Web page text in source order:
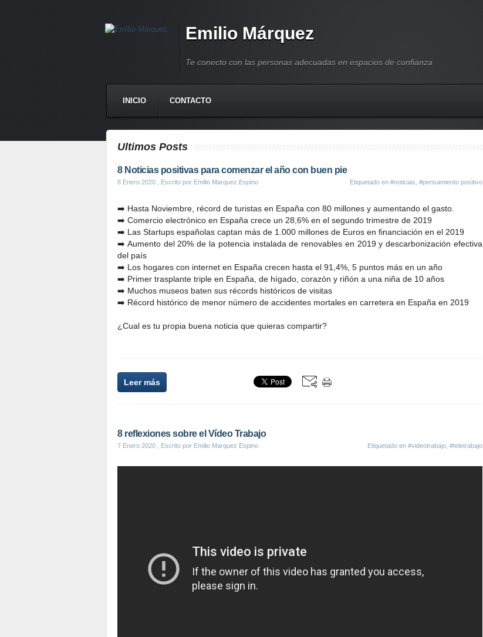
Emilio Márquez
Te conecto con las personas adecuadas en espacios de confianza
INICIO CONTACTO
Ultimos Posts
8 Noticias positivas para comenzar el año con buen pie
8 Enero 2020 , Escrito por Emilio Marquez Espino Etiquetado en #noticias #pensamiento positivo
➡️ Hasta Noviembre, récord de turistas en España con 80 millones y aumentando el gasto.
➡️ Comercio electrónico en España crece un 28,6% en el segundo trimestre de 2019
➡️ Las Startups españolas captan más de 1.000 millones de Euros en financiación en el 2019
➡️ Aumento del 20% de la potencia instalada de renovables en 2019 y descarbonización efectiva
del país
➡️ Los hogares con internet en España crecen hasta el 91,4%, 5 puntos más en un año
➡️ Primer trasplante triple en España, de hígado, corazón y riñón a una niña de 10 años
➡️ Muchos museos baten sus récords históricos de visitas
➡️ Récord histórico de menor número de accidentes mortales en carretera en España en 2019
¿Cual es tu propia buena noticia que quieras compartir?
Leer más
8 reflexiones sobre el Vídeo Trabajo
7 Enero 2020 , Escrito por Emilio Marquez Espino Etiquetado en #videotrabajo #teletrabajo